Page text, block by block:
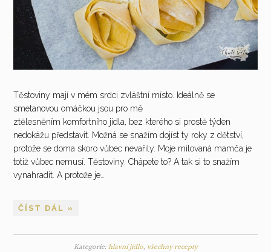
Těstoviny mají v mém srdci zvláštní místo. Ideálně se
smetanovou omáčkou jsou pro mě
ztělesněním komfortního jídla, bez kterého si prostě týden
nedokážu představit. Možná se snažím dojíst ty roky z dětství,
protože se doma skoro vůbec nevařily. Moje milovaná mamča je
totiž vůbec nemusí. Těstoviny. Chápete to? A tak si to snažím
vynahradit. A protože je…
ČÍST DÁL »
Kategorie: hlavní jídlo, všechny recepty